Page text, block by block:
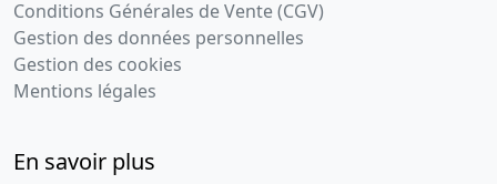
Conditions Générales de Vente (CGV)
Gestion des données personnelles
Gestion des cookies
Mentions légales
En savoir plus